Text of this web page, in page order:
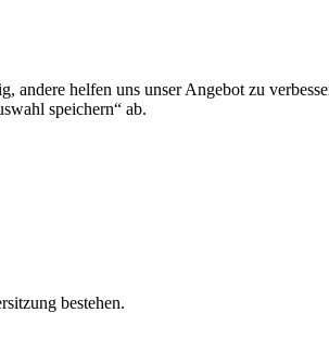
andere helfen uns unser Angebot zu
speichern“ ab.
bestehen.